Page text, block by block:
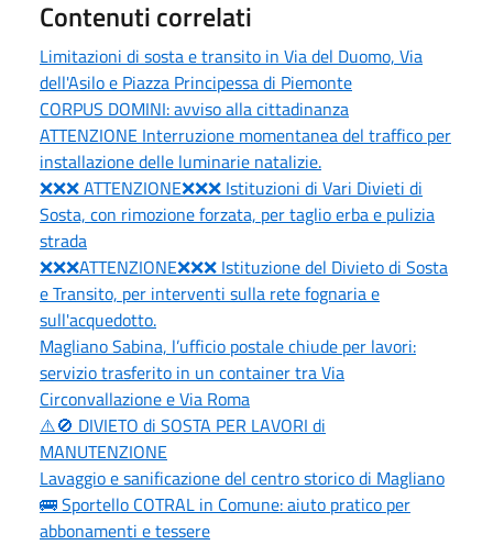
Contenuti correlati
Limitazioni di sosta e transito in Via del Duomo, Via
dell'Asilo e Piazza Principessa di Piemonte
CORPUS DOMINI: avviso alla cittadinanza
ATTENZIONE Interruzione momentanea del traffico per
installazione delle luminarie natalizie.
❌❌❌ ATTENZIONE❌❌❌ Istituzioni di Vari Divieti di
Sosta, con rimozione forzata, per taglio erba e pulizia
strada
❌❌❌ATTENZIONE❌❌❌ Istituzione del Divieto di Sosta
e Transito, per interventi sulla rete fognaria e
sull'acquedotto.
Magliano Sabina, l’ufficio postale chiude per lavori:
servizio trasferito in un container tra Via
Circonvallazione e Via Roma
⚠️🚫 DIVIETO di SOSTA PER LAVORI di
MANUTENZIONE
Lavaggio e sanificazione del centro storico di Magliano
🚌 Sportello COTRAL in Comune: aiuto pratico per
abbonamenti e tessere